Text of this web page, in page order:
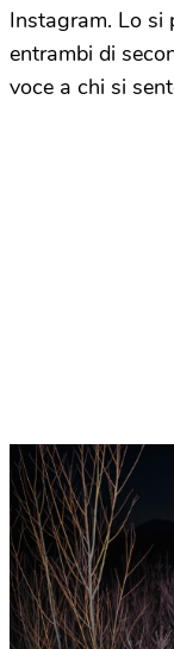
Instagram. Lo si
entrambi di
voce a chi si